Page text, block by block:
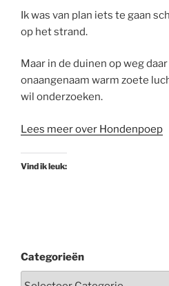
Ik was van plan iets te gaan
op het strand.
Maar in de duinen op weg
onaangenaam warm zoete
wil onderzoeken.
Lees meer over Hondenpoep
Vind ik leuk:
Categorieën